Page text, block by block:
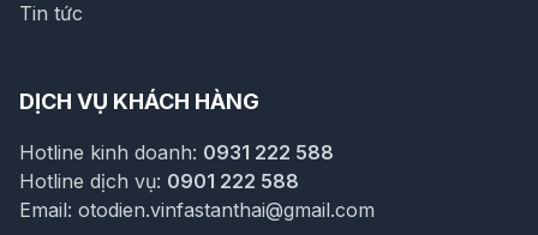
Tin tức
DỊCH VỤ KHÁCH HÀNG
Hotline kinh doanh: 0931 222 588
Hotline dịch vụ: 0901 222 588
Email: otodien.vinfastanthai@gmail.com